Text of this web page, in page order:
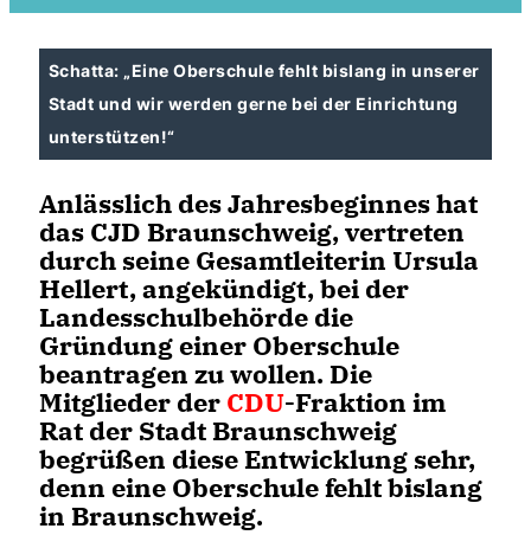
Schatta: „Eine Oberschule fehlt bislang in unserer
Stadt und wir werden gerne bei der Einrichtung
unterstützen!“
Anlässlich des Jahresbeginnes hat
das CJD Braunschweig, vertreten
durch seine Gesamtleiterin Ursula
Hellert, angekündigt, bei der
Landesschulbehörde die
Gründung einer Oberschule
beantragen zu wollen. Die
Mitglieder der CDU-Fraktion im
Rat der Stadt Braunschweig
begrüßen diese Entwicklung sehr,
denn eine Oberschule fehlt bislang
in Braunschweig.